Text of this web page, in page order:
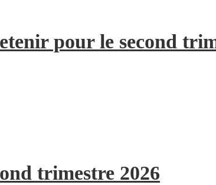
pour le second
trimestre 2026